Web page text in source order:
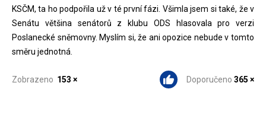
KSČM, ta ho podpořila už v té první fázi. Všimla jsem si také, že v
Senátu většina senátorů z klubu ODS hlasovala pro verzi
Poslanecké sněmovny. Myslím si, že ani opozice nebude v tomto
směru jednotná.
Zobrazeno 153 × Doporučeno 365 ×